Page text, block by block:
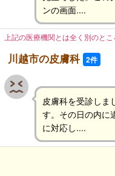
ンの画面....
上記の医療機関とは全く別のと
川越市の皮膚科 2件
皮膚科を受診しま
す。その日の内に
に対応し....